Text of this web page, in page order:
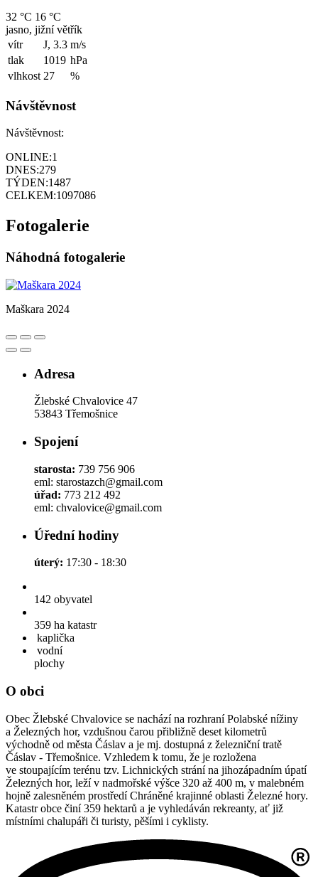
32 °C 16 °C
jasno, jižní větřík
vítr
J, 3.3 m/s
tlak
1019 hPa
vlhkost 27 %
Návštěvnost
Návštěvnost:
ONLINE:1
DNES:279
TÝDEN:1487
CELKEM:1097086
Fotogalerie
Náhodná fotogalerie
Maškara 2024
Adresa
Žlebské Chvalovice 47
53843 Třemošnice
Spojení
starosta: 739 756 906
eml: starostazch@gmail.com
úřad: 773 212 492
eml: chvalovice@gmail.com
Úřední hodiny
úterý: 17:30 - 18:30
142 obyvatel
359 ha katastr
kaplička
vodní
plochy
O obci
Obec Žlebské Chvalovice se nachází na rozhraní Polabské nížiny
a Železných hor, vzdušnou čarou přibližně deset kilometrů
východně od města Čáslav a je mj. dostupná z železniční tratě
Čáslav - Třemošnice. Vzhledem k tomu, že je rozložena
ve stoupajícím terénu tzv. Lichnických strání na jihozápadním úpatí
Železných hor, leží v nadmořské výšce 320 až 400 m, v malebném
hojně zalesněném prostředí Chráněné krajinné oblasti Železné hory.
Katastr obce činí 359 hektarů a je vyhledáván rekreanty, ať již
místními chalupáři či turisty, pěšími i cyklisty.